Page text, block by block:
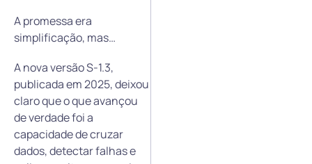
A promessa era
simplificação, mas…
A nova versão S-1.3,
publicada em 2025, deixou
claro que o que avançou
de verdade foi a
capacidade de cruzar
dados, detectar falhas e